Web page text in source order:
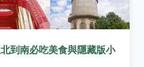
到南必吃美食與隱藏版小